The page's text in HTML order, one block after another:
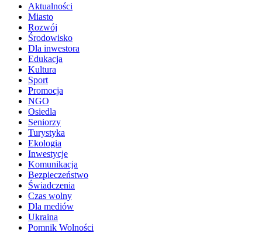
Aktualności
Miasto
Rozwój
Środowisko
Dla inwestora
Edukacja
Kultura
Sport
Promocja
NGO
Osiedla
Seniorzy
Turystyka
Ekologia
Inwestycje
Komunikacja
Bezpieczeństwo
Świadczenia
Czas wolny
Dla mediów
Ukraina
Pomnik Wolności